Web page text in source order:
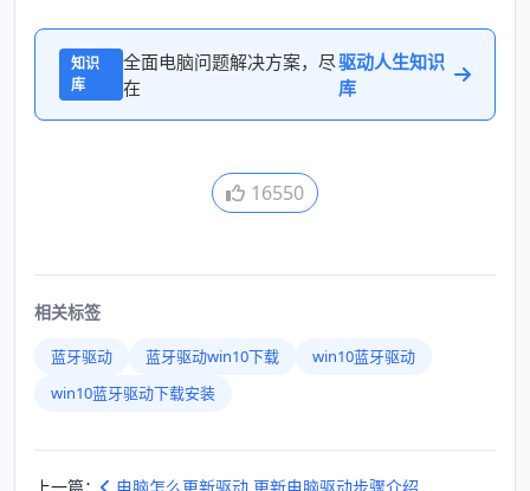
知识
库
全面电脑问题解决方案，尽
在
驱动人生知识
库
16550
相关标签
蓝牙驱动 蓝牙驱动win10下载
win10蓝牙驱动
win10蓝牙驱动下载安装